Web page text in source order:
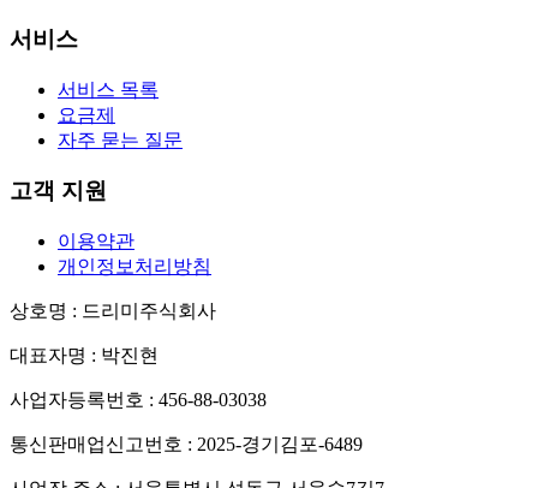
서비스
서비스 목록
요금제
자주 묻는 질문
고객 지원
이용약관
개인정보처리방침
상호명 : 드리미주식회사
대표자명 : 박진현
사업자등록번호 : 456-88-03038
통신판매업신고번호 : 2025-경기김포-6489